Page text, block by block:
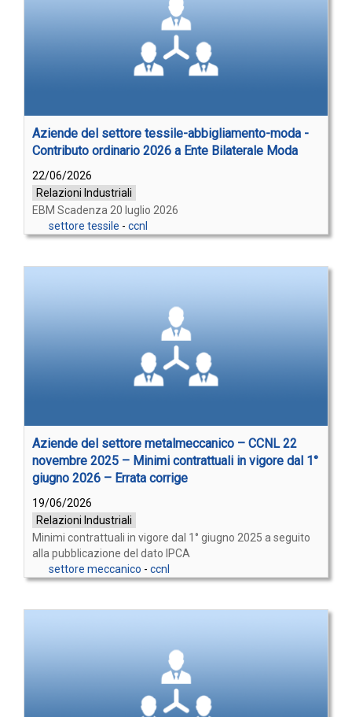
Aziende del settore tessile-abbigliamento-moda -
Contributo ordinario 2026 a Ente Bilaterale Moda
22/06/2026
Relazioni Industriali
EBM Scadenza 20 luglio 2026
settore tessile - ccnl
Aziende del settore metalmeccanico – CCNL 22
novembre 2025 – Minimi contrattuali in vigore dal 1°
giugno 2026 – Errata corrige
19/06/2026
Relazioni Industriali
Minimi contrattuali in vigore dal 1° giugno 2025 a seguito
alla pubblicazione del dato IPCA
settore meccanico - ccnl